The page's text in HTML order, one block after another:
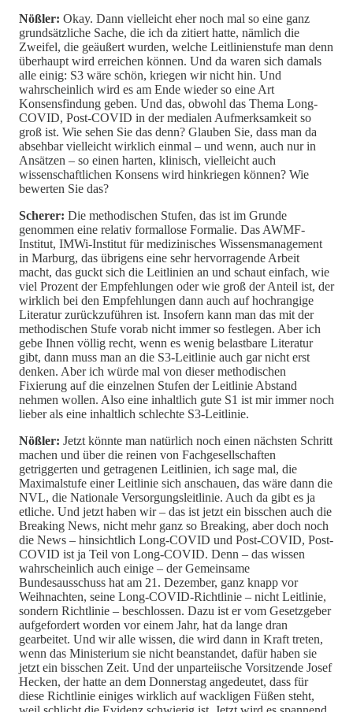
Nößler: Okay. Dann vielleicht eher noch mal so eine ganz
grundsätzliche Sache, die ich da zitiert hatte, nämlich die
Zweifel, die geäußert wurden, welche Leitlinienstufe man denn
überhaupt wird erreichen können. Und da waren sich damals
alle einig: S3 wäre schön, kriegen wir nicht hin. Und
wahrscheinlich wird es am Ende wieder so eine Art
Konsensfindung geben. Und das, obwohl das Thema Long-
COVID, Post-COVID in der medialen Aufmerksamkeit so
groß ist. Wie sehen Sie das denn? Glauben Sie, dass man da
absehbar vielleicht wirklich einmal – und wenn, auch nur in
Ansätzen – so einen harten, klinisch, vielleicht auch
wissenschaftlichen Konsens wird hinkriegen können? Wie
bewerten Sie das?
Scherer: Die methodischen Stufen, das ist im Grunde
genommen eine relativ formallose Formalie. Das AWMF-
Institut, IMWi-Institut für medizinisches Wissensmanagement
in Marburg, das übrigens eine sehr hervorragende Arbeit
macht, das guckt sich die Leitlinien an und schaut einfach, wie
viel Prozent der Empfehlungen oder wie groß der Anteil ist, der
wirklich bei den Empfehlungen dann auch auf hochrangige
Literatur zurückzuführen ist. Insofern kann man das mit der
methodischen Stufe vorab nicht immer so festlegen. Aber ich
gebe Ihnen völlig recht, wenn es wenig belastbare Literatur
gibt, dann muss man an die S3-Leitlinie auch gar nicht erst
denken. Aber ich würde mal von dieser methodischen
Fixierung auf die einzelnen Stufen der Leitlinie Abstand
nehmen wollen. Also eine inhaltlich gute S1 ist mir immer noch
lieber als eine inhaltlich schlechte S3-Leitlinie.
Nößler: Jetzt könnte man natürlich noch einen nächsten Schritt
machen und über die reinen von Fachgesellschaften
getriggerten und getragenen Leitlinien, ich sage mal, die
Maximalstufe einer Leitlinie sich anschauen, das wäre dann die
NVL, die Nationale Versorgungsleitlinie. Auch da gibt es ja
etliche. Und jetzt haben wir – das ist jetzt ein bisschen auch die
Breaking News, nicht mehr ganz so Breaking, aber doch noch
die News – hinsichtlich Long-COVID und Post-COVID, Post-
COVID ist ja Teil von Long-COVID. Denn – das wissen
wahrscheinlich auch einige – der Gemeinsame
Bundesausschuss hat am 21. Dezember, ganz knapp vor
Weihnachten, seine Long-COVID-Richtlinie – nicht Leitlinie,
sondern Richtlinie – beschlossen. Dazu ist er vom Gesetzgeber
aufgefordert worden vor einem Jahr, hat da lange dran
gearbeitet. Und wir alle wissen, die wird dann in Kraft treten,
wenn das Ministerium sie nicht beanstandet, dafür haben sie
jetzt ein bisschen Zeit. Und der unparteiische Vorsitzende Josef
Hecken, der hatte an dem Donnerstag angedeutet, dass für
diese Richtlinie einiges wirklich auf wackligen Füßen steht,